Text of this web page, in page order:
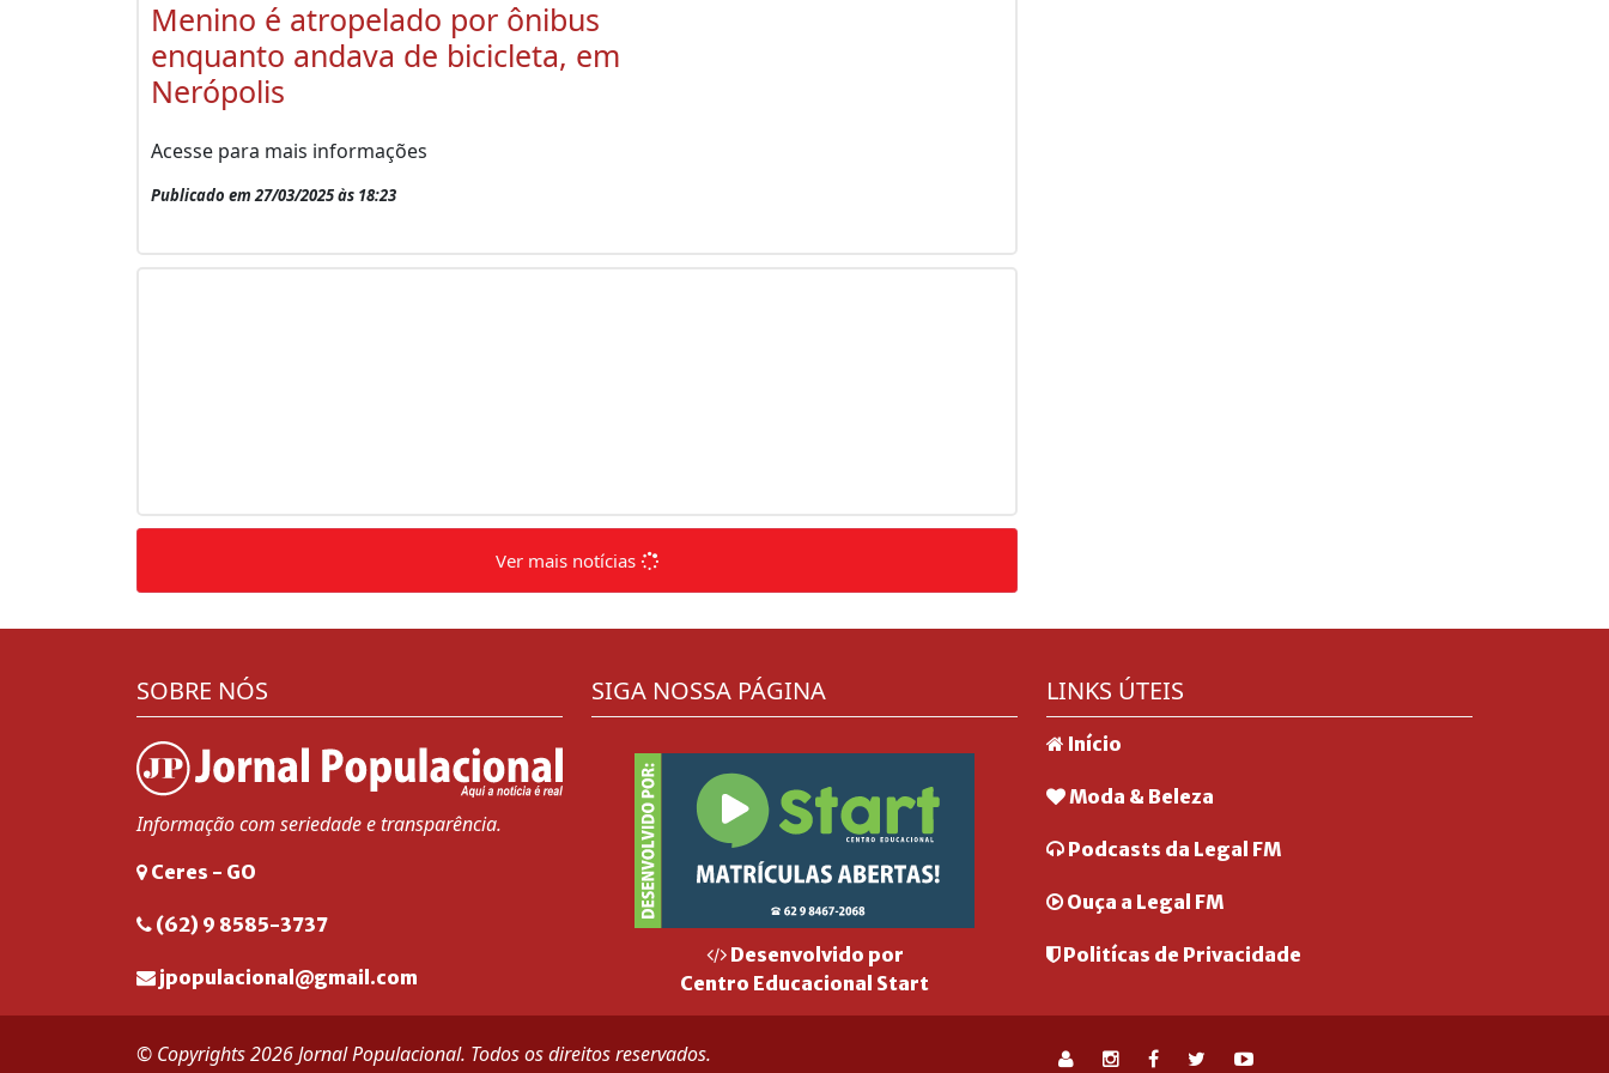
Menino é atropelado por ônibus
enquanto andava de bicicleta, em
Nerópolis
Acesse para mais informações
Publicado em 27/03/2025 às 18:23
Ver mais notícias
SOBRE NÓS
Informação com seriedade e transparência.
Ceres - GO
(62) 9 8585-3737
jpopulacional@gmail.com
SIGA NOSSA PÁGINA
Desenvolvido por
Centro Educacional Start
LINKS ÚTEIS
Início
Moda & Beleza
Podcasts da Legal FM
Ouça a Legal FM
Politícas de Privacidade
© Copyrights 2026 Jornal Populacional. Todos os direitos reservados.